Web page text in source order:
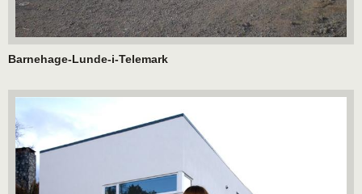
Barnehage-Lunde-i-Telemark